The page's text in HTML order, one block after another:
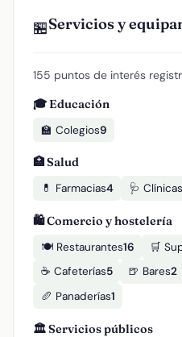
🏪Servicios y
155 puntos de interés
🎓 Educación
🏫 Colegios9
🏥 Salud
💊 Farmacias4 🩺 Clínicas
🛍️ Comercio y hostelería
🍽️ Restaurantes16 🛒
☕ Cafeterías5 🍺 Bares2
🥖 Panaderías1
🏛️ Servicios públicos